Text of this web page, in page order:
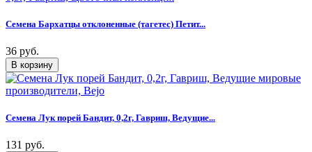
Семена Бархатцы отклоненные (тагетес) Петит...
36 руб.
Семена Лук порей Бандит, 0,2г, Гавриш, Ведущие...
131 руб.